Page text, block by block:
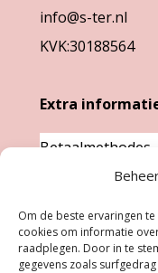
Om de beste ervaringen
cookies om informatie
raadplegen. Door in te
gegevens zoals
info@s-ter.nl
KVK:30188564
Extra
Betaalmethodes
Garantie &
verzendkosten
Retourneren